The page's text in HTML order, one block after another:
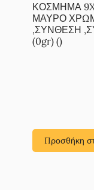
ΚΟΣΜΗΜΑ
ΜΑΥΡΟ
,ΣΥΝΘΕΣΗ
(0gr) ()
Προσθήκη